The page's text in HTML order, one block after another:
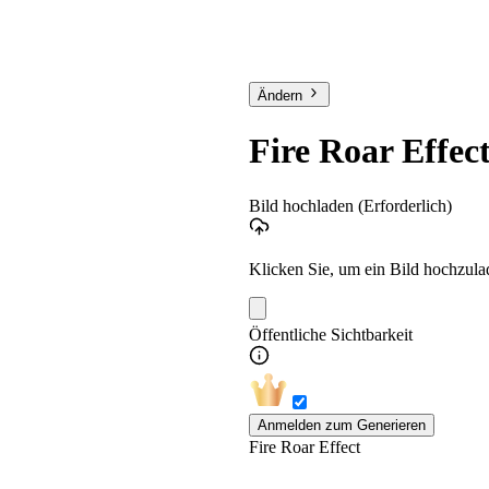
Ändern
Fire Roar
Bild hochladen (Erforderlich)
Klicken Sie, um ein Bild
Öffentliche Sichtbarkeit
Anmelden zum Generieren
Fire Roar Effect